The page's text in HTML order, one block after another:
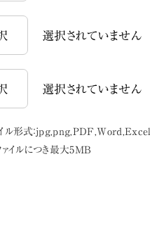
選択されていません
選択されていません
イル形式：jpg,png,PDF,Word,Excel
ァイルにつき最大5MB